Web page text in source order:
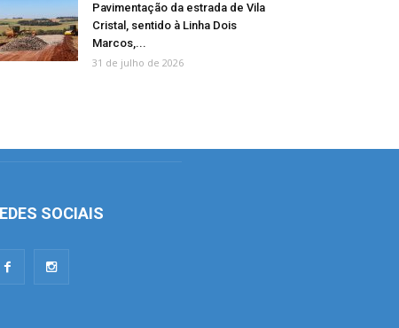
Pavimentação da estrada de Vila
Cristal, sentido à Linha Dois
Marcos,...
31 de julho de 2026
SOCIAIS